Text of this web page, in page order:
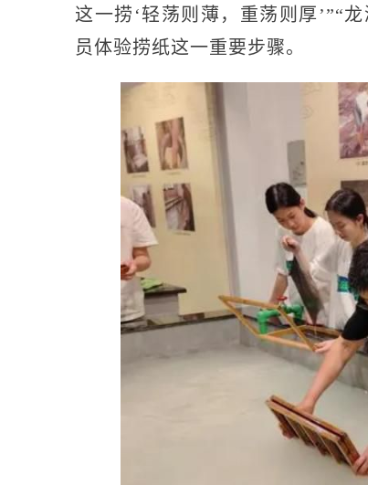
这一捞‘轻荡则薄，重荡则厚’”“
员体验捞纸这一重要步骤。